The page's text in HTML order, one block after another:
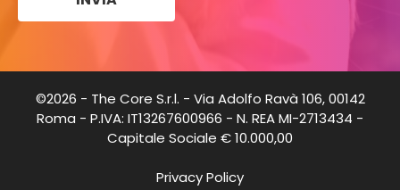
©2026 - The Core S.r.l. - Via Adolfo Ravà 106, 00142
Roma - P.IVA: IT13267600966 - N. REA MI-2713434 -
Capitale Sociale € 10.000,00
Privacy Policy